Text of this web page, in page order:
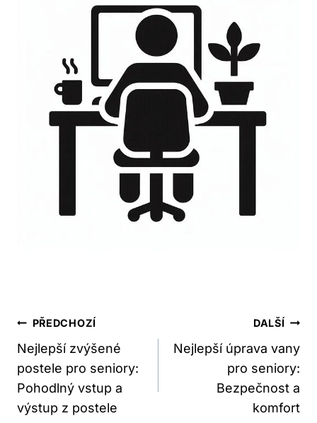
Navigace
Pro
Příspěvek
PŘEDCHOZÍ
Nejlepší zvýšené
postele pro seniory:
Pohodlný vstup a
výstup z postele
DALŠÍ
Nejlepší úprava vany
pro seniory:
Bezpečnost a
komfort